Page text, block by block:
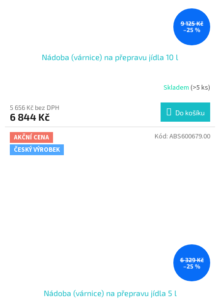
9 125 Kč
–25 %
Nádoba (várnice) na přepravu jídla 10 l
Skladem (>5 ks)
5 656 Kč bez DPH
6 844 Kč Do košíku
AKČNÍ CENA
ČESKÝ VÝROBEK
6 329 Kč
–25 %
Nádoba (várnice) na přepravu jídla 5 l
Kód: ABS600679.00